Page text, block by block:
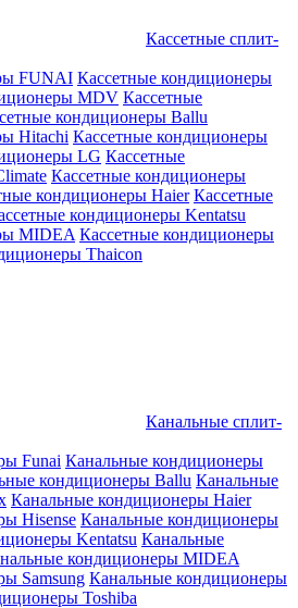
Кассетные сплит-
FUNAI Кассетные кондиционеры
MDV Кассетные
кондиционеры Ballu
Hitachi Кассетные кондиционеры
LG Кассетные
Кассетные кондиционеры
кондиционеры Haier Кассетные
кондиционеры Kentatsu
MIDEA Кассетные кондиционеры
Thaicon
Канальные сплит-
Funai Канальные кондиционеры
кондиционеры Ballu Канальные
Канальные кондиционеры Haier
Hisense Канальные кондиционеры
Kentatsu Канальные
кондиционеры MIDEA
Samsung Канальные кондиционеры
Toshiba